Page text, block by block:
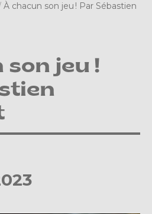
À chacun son jeu ! Par Sébastien
son jeu !